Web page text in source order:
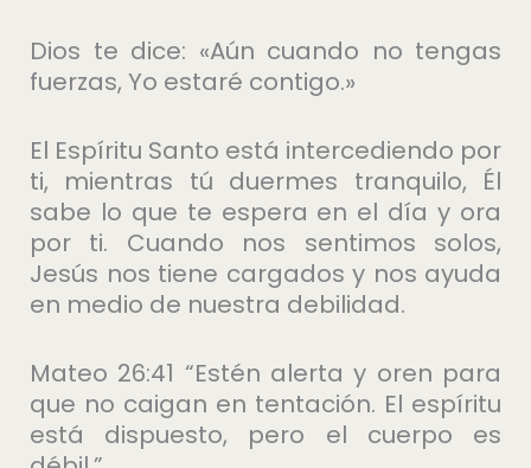
Dios te dice: «Aún cuando no tengas
fuerzas, Yo estaré contigo.»
El Espíritu Santo está intercediendo por
ti, mientras tú duermes tranquilo, Él
sabe lo que te espera en el día y ora
por ti. Cuando nos sentimos solos,
Jesús nos tiene cargados y nos ayuda
en medio de nuestra debilidad.
Mateo 26:41 “Estén alerta y oren para
que no caigan en tentación. El espíritu
está dispuesto, pero el cuerpo es